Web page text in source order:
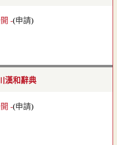
-(申請)
漢和辭典
-(申請)